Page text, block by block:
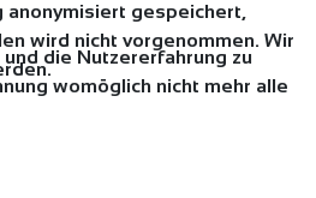
gespeichert,
wird nicht vorgenommen. Wir
die Nutzererfahrung zu
womöglich nicht mehr alle